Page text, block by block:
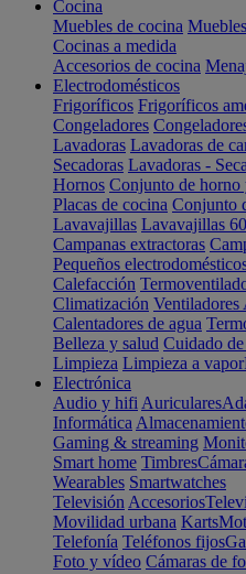
Cocina
Muebles de cocina
Cocinas a medida
Accesorios de cocina
Electrodomésticos
Frigoríficos Frigoríficos
Congeladores
Lavadoras Lavadoras de
Secadoras Lavadoras -
Hornos Conjunto de horno
Placas de cocina Conjunto
Lavavajillas Lavavajillas
Campanas extractoras
Pequeños
Calefacción
Climatización Ventiladores
Calentadores de agua
Belleza y salud Cuidado
Limpieza Limpieza a vapor
Electrónica
Audio y hifi Auriculares
Informática
Gaming & streaming
Smart home Timbres
Wearables Smartwatches
Televisión Accesorios
Movilidad urbana Karts
Telefonía Teléfonos fijos
Foto y vídeo Cámaras de